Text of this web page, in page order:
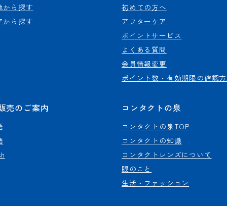
から探す
から探す
初めての方へ
アフターケア
ポイントサービス
よくある質問
会員情報変更
ポイント数・有効期限の確認
売のご案内 コンタクトの泉
コンタクトの泉TOP
コンタクトの知識
コンタクトレンズについて
眼のこと
生活・ファッション